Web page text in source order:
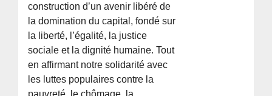
construction d’un avenir libéré de
la domination du capital, fondé sur
la liberté, l’égalité, la justice
sociale et la dignité humaine. Tout
en affirmant notre solidarité avec
les luttes populaires contre la
pauvreté, le chômage, la